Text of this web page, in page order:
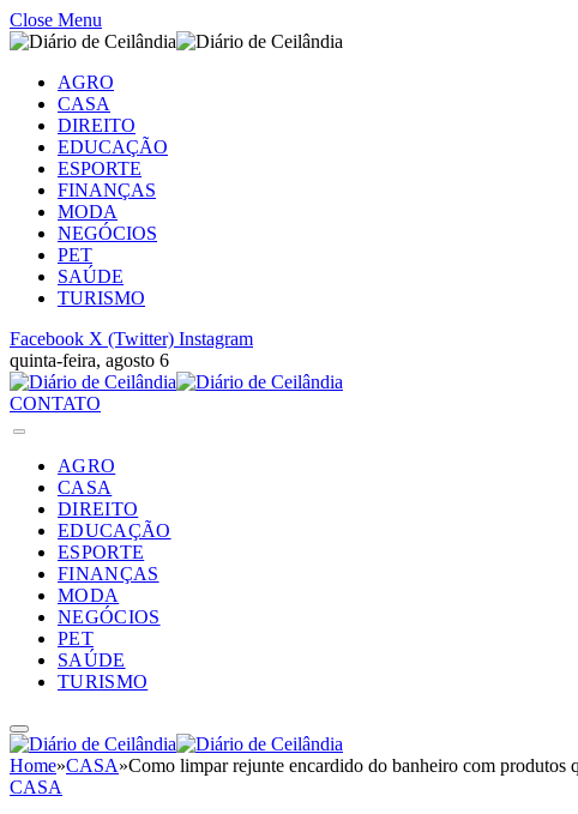
Close Menu
AGRO
CASA
DIREITO
EDUCAÇÃO
ESPORTE
FINANÇAS
MODA
NEGÓCIOS
PET
SAÚDE
TURISMO
Facebook X (Twitter) Instagram
quinta-feira, agosto 6
CONTATO
AGRO
CASA
DIREITO
EDUCAÇÃO
ESPORTE
FINANÇAS
MODA
NEGÓCIOS
PET
SAÚDE
TURISMO
Home»CASA»Como limpar rejunte encardido do banheiro com produtos
CASA